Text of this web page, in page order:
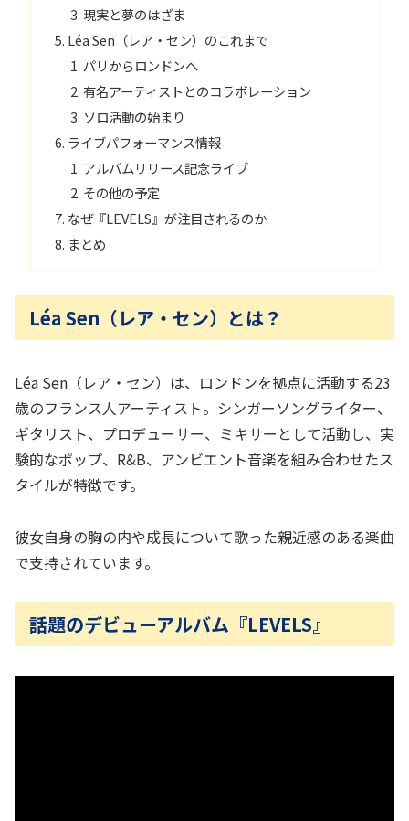
現実と夢のはざま
Léa Sen（レア・セン）のこれまで
パリからロンドンへ
有名アーティストとのコラボレーション
ソロ活動の始まり
ライブパフォーマンス情報
アルバムリリース記念ライブ
その他の予定
なぜ『LEVELS』が注目されるのか
まとめ
Léa Sen（レア・セン）とは？
Léa Sen（レア・セン）は、ロンドンを拠点に活動する23
歳のフランス人アーティスト。シンガーソングライター、
ギタリスト、プロデューサー、ミキサーとして活動し、実
験的なポップ、R&B、アンビエント音楽を組み合わせたス
タイルが特徴です。
彼女自身の胸の内や成長について歌った親近感のある楽曲
で支持されています。
話題のデビューアルバム『LEVELS』